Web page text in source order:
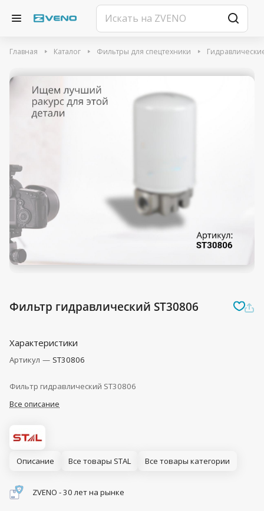
Главная Каталог Фильтры для спецтехники
Фильтр гидравлический ST30806
Характеристики
Артикул — ST30806
Фильтр гидравлический ST30806
Все описание
Описание Все товары STAL Все товары категории
ZVENO - 30 лет на рынке